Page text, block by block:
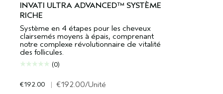
INVATI ULTRA ADVANCED™ SYSTÈME
RICHE
Système en 4 étapes pour les cheveux
clairsemés moyens à épais, comprenant
notre complexe révolutionnaire de vitalité
des follicules.
(0)
€192.00 | €192.00/Unité